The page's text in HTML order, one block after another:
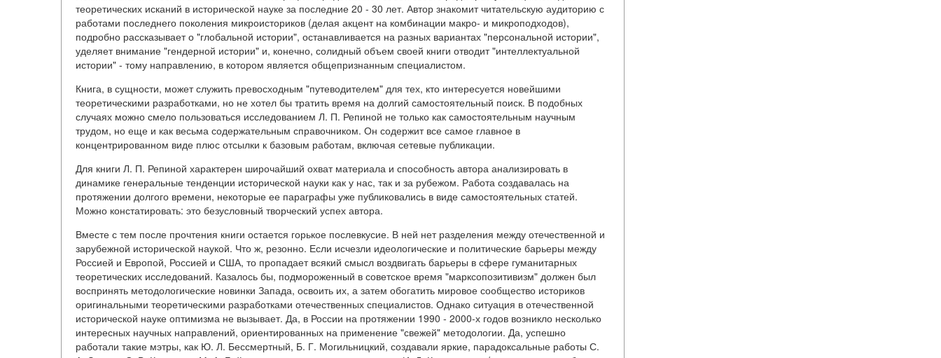
теоретических исканий в исторической науке за последние 20 - 30 лет. Автор знакомит читательскую аудиторию с
работами последнего поколения микроисториков (делая акцент на комбинации макро- и микроподходов),
подробно рассказывает о "глобальной истории", останавливается на разных вариантах "персональной истории",
уделяет внимание "гендерной истории" и, конечно, солидный объем своей книги отводит "интеллектуальной
истории" - тому направлению, в котором является общепризнанным специалистом.
Книга, в сущности, может служить превосходным "путеводителем" для тех, кто интересуется новейшими
теоретическими разработками, но не хотел бы тратить время на долгий самостоятельный поиск. В подобных
случаях можно смело пользоваться исследованием Л. П. Репиной не только как самостоятельным научным
трудом, но еще и как весьма содержательным справочником. Он содержит все самое главное в
концентрированном виде плюс отсылки к базовым работам, включая сетевые публикации.
Для книги Л. П. Репиной характерен широчайший охват материала и способность автора анализировать в
динамике генеральные тенденции исторической науки как у нас, так и за рубежом. Работа создавалась на
протяжении долгого времени, некоторые ее параграфы уже публиковались в виде самостоятельных статей.
Можно констатировать: это безусловный творческий успех автора.
Вместе с тем после прочтения книги остается горькое послевкусие. В ней нет разделения между отечественной и
зарубежной исторической наукой. Что ж, резонно. Если исчезли идеологические и политические барьеры между
Россией и Европой, Россией и США, то пропадает всякий смысл воздвигать барьеры в сфере гуманитарных
теоретических исследований. Казалось бы, подмороженный в советское время "марксопозитивизм" должен был
воспринять методологические новинки Запада, освоить их, а затем обогатить мировое сообщество историков
оригинальными теоретическими разработками отечественных специалистов. Однако ситуация в отечественной
исторической науке оптимизма не вызывает. Да, в России на протяжении 1990 - 2000-х годов возникло несколько
интересных научных направлений, ориентированных на применение "свежей" методологии. Да, успешно
работали такие мэтры, как Ю. Л. Бессмертный, Б. Г. Могильницкий, создавали яркие, парадоксальные работы С.